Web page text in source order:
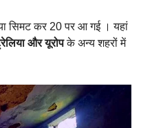
सिमट कर 20 पर आ गई । यहां
और यूरोपके अन्य शहरों में